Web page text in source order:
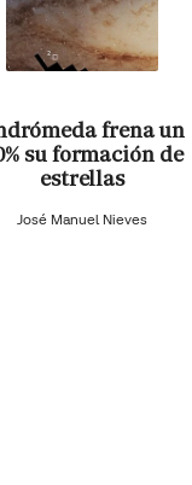
frena un
su formación de
estrellas
José Manuel Nieves